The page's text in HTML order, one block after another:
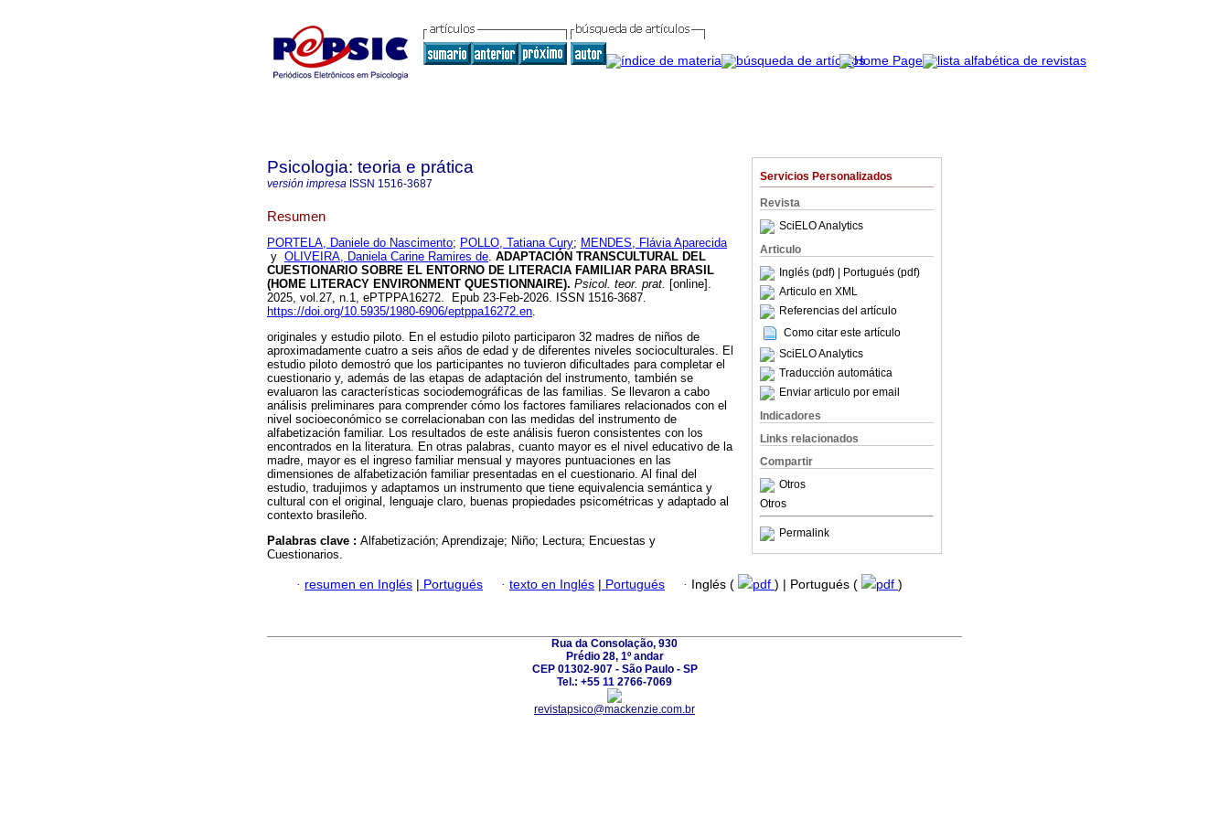
Servicios Personalizados
Revista
SciELO Analytics
Articulo
Inglés (pdf)
| Portugués (pdf)
Articulo en XML
Referencias del artículo
Como citar este artículo
SciELO Analytics
Traducción automática
Enviar articulo por email
Indicadores
Links relacionados
Compartir
Otros
Otros
Permalink
Psicologia: teoria e prática
versión impresa ISSN 1516-3687
Resumen
PORTELA, Daniele do Nascimento; POLLO, Tatiana Cury; MENDES, Flávia Aparecida
y OLIVEIRA, Daniela Carine Ramires de. ADAPTACIÓN TRANSCULTURAL DEL
CUESTIONARIO SOBRE EL ENTORNO DE LITERACIA FAMILIAR PARA BRASIL
(HOME LITERACY ENVIRONMENT QUESTIONNAIRE). Psicol. teor. prat. [online].
2025, vol.27, n.1, ePTPPA16272. Epub 23-Feb-2026. ISSN 1516-3687.
https://doi.org/10.5935/1980-6906/eptppa16272.en.
originales y estudio piloto. En el estudio piloto participaron 32 madres de niños de
aproximadamente cuatro a seis años de edad y de diferentes niveles socioculturales. El
estudio piloto demostró que los participantes no tuvieron dificultades para completar el
cuestionario y, además de las etapas de adaptación del instrumento, también se
evaluaron las características sociodemográficas de las familias. Se llevaron a cabo
análisis preliminares para comprender cómo los factores familiares relacionados con el
nivel socioeconómico se correlacionaban con las medidas del instrumento de
alfabetización familiar. Los resultados de este análisis fueron consistentes con los
encontrados en la literatura. En otras palabras, cuanto mayor es el nivel educativo de la
madre, mayor es el ingreso familiar mensual y mayores puntuaciones en las
dimensiones de alfabetización familiar presentadas en el cuestionario. Al final del
estudio, tradujimos y adaptamos un instrumento que tiene equivalencia semántica y
cultural con el original, lenguaje claro, buenas propiedades psicométricas y adaptado al
contexto brasileño.
Palabras clave : Alfabetización; Aprendizaje; Niño; Lectura; Encuestas y
Cuestionarios.
· resumen en Inglés | Portugués · texto en Inglés | Portugués · Inglés ( pdf ) | Portugués ( pdf )
Rua da Consolação, 930
Prédio 28, 1º andar
CEP 01302-907 - São Paulo - SP
Tel.: +55 11 2766-7069
revistapsico@mackenzie.com.br